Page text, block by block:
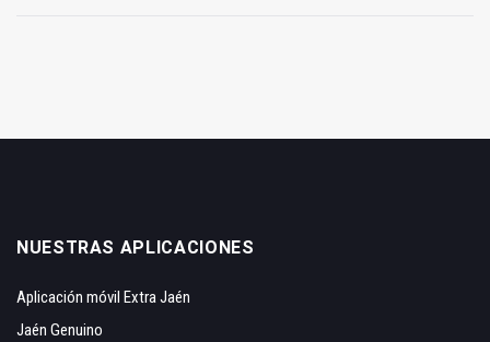
NUESTRAS APLICACIONES
Aplicación móvil Extra Jaén
Jaén Genuino